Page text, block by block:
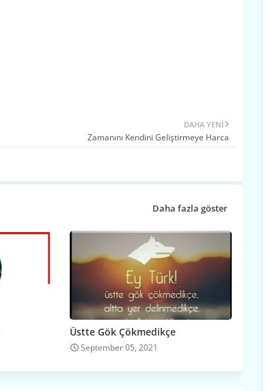
DAHA YENI
Zamanını Kendini Geliştirmeye Harca
Daha fazla göster
Üstte Gök Çökmedikçe
September 05, 2021